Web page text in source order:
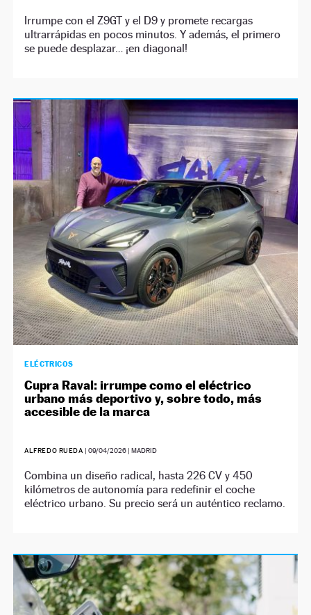
Irrumpe con el Z9GT y el D9 y promete recargas
ultrarrápidas en pocos minutos. Y además, el primero
se puede desplazar… ¡en diagonal!
ELÉCTRICOS
Cupra Raval: irrumpe como el eléctrico
urbano más deportivo y, sobre todo, más
accesible de la marca
ALFREDO RUEDA |09/04/2026 | MADRID
Combina un diseño radical, hasta 226 CV y 450
kilómetros de autonomía para redefinir el coche
eléctrico urbano. Su precio será un auténtico reclamo.